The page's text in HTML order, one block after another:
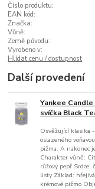
Číslo produktu:
EAN kód:
Značka:
Vůně:
Země původu:
Vyrobeno v:
Hlídat cenu / dostupnost
Další provedení
Yankee
svíčka Black
Osvěžující klasika
oslazeného
pižma. A nakonec
Charakter vůně:
růžový pepř Srdce:
listy Základ:
krémové pižmo